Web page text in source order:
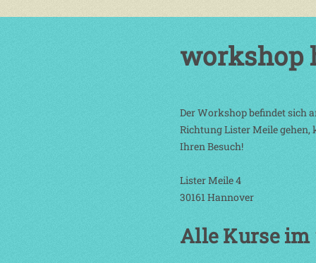
workshop
Der Workshop befindet sich
Richtung Lister Meile
Ihren Besuch!
Lister Meile 4
30161 Hannover
Alle Kurse im